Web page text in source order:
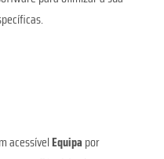
acessívelEquipa por